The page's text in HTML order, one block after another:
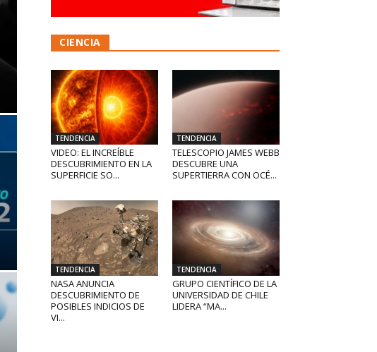
CIENCIA
TENDENCIA
VIDEO: EL INCREÍBLE
DESCUBRIMIENTO EN LA
SUPERFICIE SO...
TENDENCIA
TELESCOPIO JAMES WEBB
DESCUBRE UNA
SUPERTIERRA CON OCÉ...
TENDENCIA
NASA ANUNCIA
DESCUBRIMIENTO DE
POSIBLES INDICIOS DE
VI...
TENDENCIA
GRUPO CIENTÍFICO DE LA
UNIVERSIDAD DE CHILE
LIDERA “MA...